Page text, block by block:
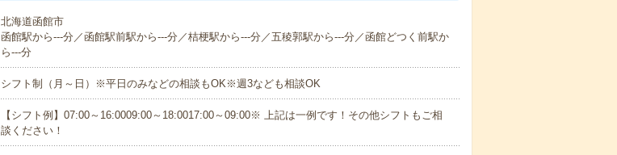
北海道函館市
函館駅から---分／函館駅前駅から---分／桔梗駅から---分／五稜郭駅から---分／函館どつく前駅か
ら---分
シフト制（月～日）※平日のみなどの相談もOK※週3なども相談OK
【シフト例】07:00～16:0009:00～18:0017:00～09:00※ 上記は一例です！その他シフトもご相
談ください！